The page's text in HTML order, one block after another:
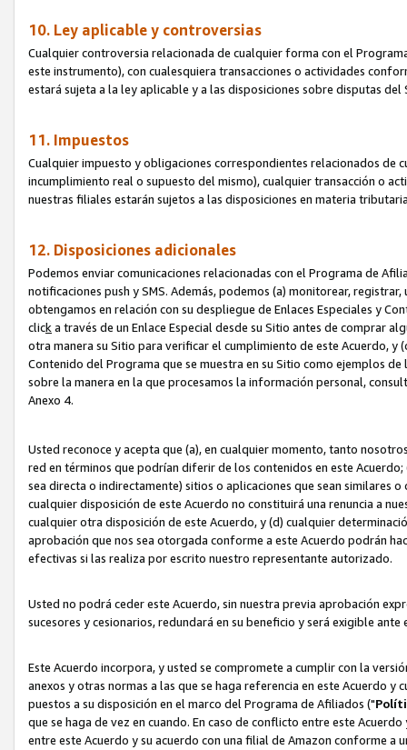
10. Ley aplicable y controversias
Cualquier controversia relacionada de cualquier forma con el
este instrumento), con cualesquiera transacciones o actividades
estará sujeta a la ley aplicable y a las disposiciones sobre disputas
11. Impuestos
Cualquier impuesto y obligaciones correspondientes relacionados de
incumplimiento real o supuesto del mismo), cualquier transacción o
nuestras filiales estarán sujetos a las disposiciones en materia
12. Disposiciones adicionales
Podemos enviar comunicaciones relacionadas con el Programa de
notificaciones push y SMS. Además, podemos (a) monitorear,
obtengamos en relación con su despliegue de Enlaces Especiales y
clicka través de un Enlace Especial desde su Sitio antes de comprar
otra manera su Sitio para verificar el cumplimiento de este Acuerdo,
Contenido del Programa que se muestra en su Sitio como ejemplos
sobre la manera en la que procesamos la información personal,
Anexo 4.
Usted reconoce y acepta que (a), en cualquier momento, tanto
red en términos que podrían diferir de los contenidos en este
sea directa o indirectamente) sitios o aplicaciones que sean similares
cualquier disposición de este Acuerdo no constituirá una renuncia a
cualquier otra disposición de este Acuerdo, y (d) cualquier
aprobación que nos sea otorgada conforme a este Acuerdo podrán
efectivas si las realiza por escrito nuestro representante autorizado.
Usted no podrá ceder este Acuerdo, sin nuestra previa aprobación
sucesores y cesionarios, redundará en su beneficio y será exigible
Este Acuerdo incorpora, y usted se compromete a cumplir con la
anexos y otras normas a las que se haga referencia en este Acuerdo
puestos a su disposición en el marco del Programa de Afiliados ("
que se haga de vez en cuando. En caso de conflicto entre este
entre este Acuerdo y su acuerdo con una filial de Amazon conforme